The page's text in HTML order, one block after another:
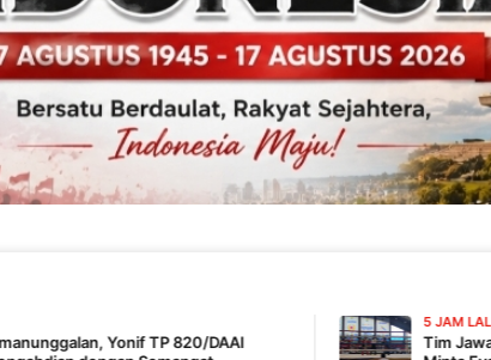
820/DAAI
5 JAM LALU
Tim Jawa Tengah Ajukan